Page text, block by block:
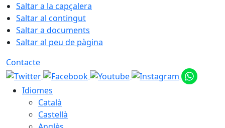
Saltar a la capçalera
Saltar al contingut
Saltar a documents
Saltar al peu de pàgina
Contacte
Idiomes
Català
Castellà